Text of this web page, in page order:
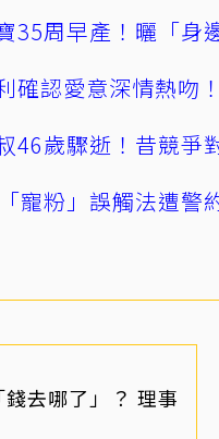
35周早產！曬「身
確認愛意深情熱吻
46歲驟逝！昔競爭
寵粉」誤觸法遭警
去哪了」？ 理事